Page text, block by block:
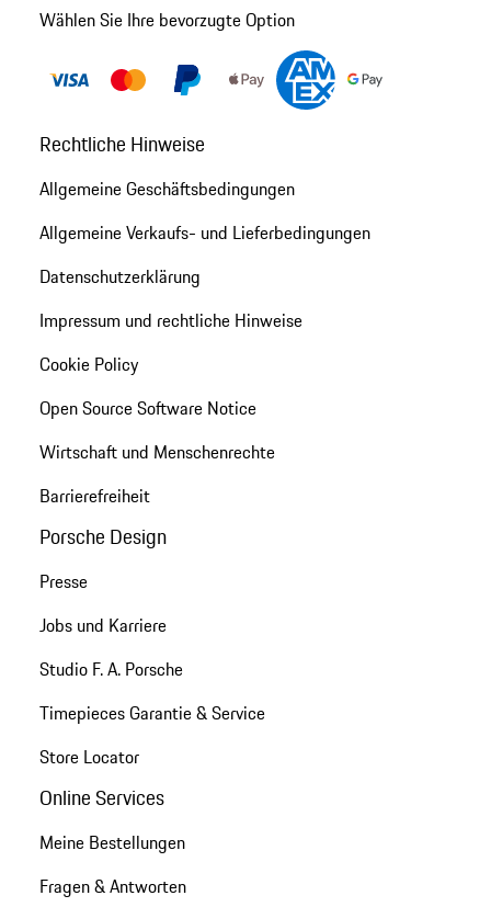
Wählen Sie Ihre bevorzugte Option
Rechtliche Hinweise
Allgemeine Geschäftsbedingungen
Allgemeine Verkaufs- und Lieferbedingungen
Datenschutzerklärung
Impressum und rechtliche Hinweise
Cookie Policy
Open Source Software Notice
Wirtschaft und Menschenrechte
Barrierefreiheit
Porsche Design
Presse
Jobs und Karriere
Studio F. A. Porsche
Timepieces Garantie & Service
Store Locator
Online Services
Meine Bestellungen
Fragen & Antworten